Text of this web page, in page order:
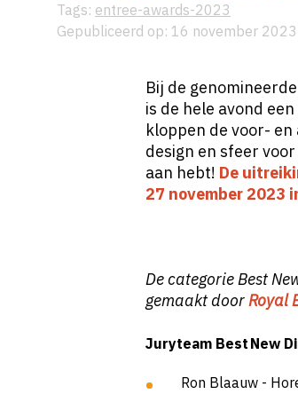
Tags: entree-awards-2023
Gepubliceerd op: 16 november 2023
Bij de
is de hele avond
kloppen de voor-
design en sfeer
aan hebt! De
27 november 2023
De categorie Best
gemaakt doorRoyal
Juryteam Best New
Ron Blaauw -